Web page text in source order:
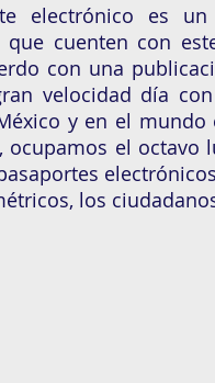
electrónico es
cuenten con
con una
velocidad día
y en el mundo
ocupamos el octavo
los